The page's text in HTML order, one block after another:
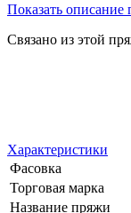
Показать описание
Связано из этой
Характеристики
Фасовка
Торговая марка
Название пряжи